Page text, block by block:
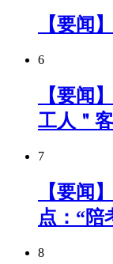
【要闻
6
【要闻
工人＂
7
【要闻
点：“陪
8